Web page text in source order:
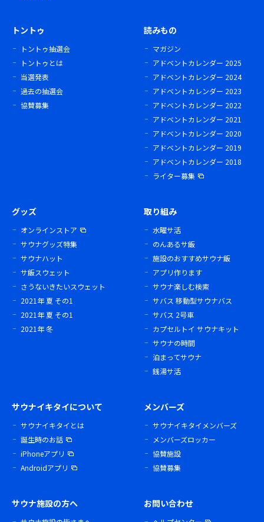
トントゥ
トントゥ抽選会
トントゥとは
当選発表
過去の抽選会
協賛募集
読みもの
マガジン
アドベントカレンダー 2025
アドベントカレンダー 2024
アドベントカレンダー 2023
アドベントカレンダー 2022
アドベントカレンダー 2021
アドベントカレンダー 2020
アドベントカレンダー 2019
アドベントカレンダー 2018
ライター募集
グッズ
オンラインストア
サウナグッズ特集
サウナハット
サ飯スウェット
さうないきたいスウェット
2021年 夏 その1
2021年 夏 その1
2021年 冬
取り組み
水曜サ活
のんあるサ飯
施設のおすすめサウナ飯
アプリ作ります
サウナ楽しむ検索
サバス 移動型サウナバス
サバス 2号車
カプセルトイ サウナキット
サウナの時間
泊まってサウナ
銭湯サ活
サウナイキタイについて
サウナイキタイとは
誕生時のお話
iPhoneアプリ
Androidアプリ
メンバーズ
サウナイキタイメンバーズ
メンバーズロッカー
協賛施設
協賛募集
サウナ施設の方へ お問い合わせ